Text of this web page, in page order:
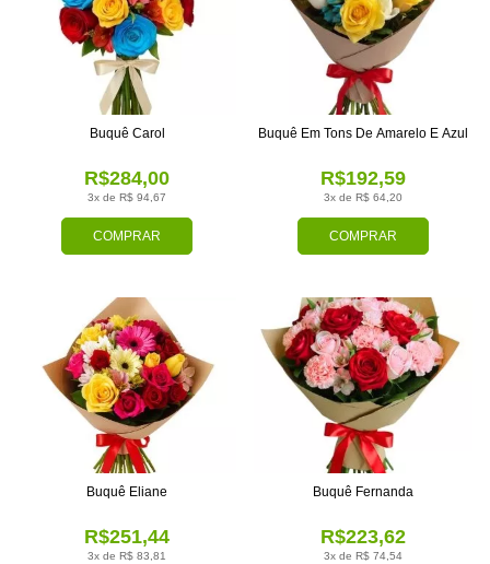
COMPRAR
3x de R$ 94,67
R$284,00
Buquê Carol
COMPRAR
3x de R$ 64,20
R$192,59
Buquê Em Tons De Amarelo E Azul
3x de R$ 83,81
R$251,44
Buquê Eliane
3x de R$ 74,54
R$223,62
Buquê Fernanda